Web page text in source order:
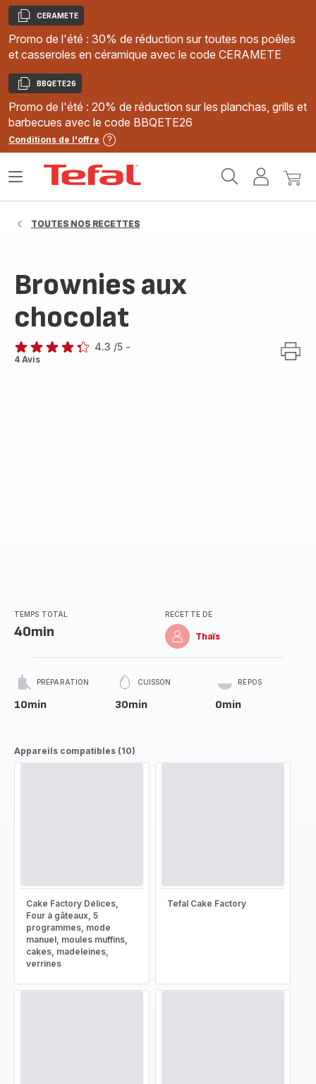
Copier
CERAMETE
Promo de l'été : 30% de réduction sur toutes nos poêles
et casseroles en céramique avec le code CERAMETE
Copier
BBQETE26
Promo de l'été : 20% de réduction sur les planchas, grills et
barbecues avec le code BBQETE26
Conditions de l'offre
MonMon
Ouvrir
TOUTES NOS RECETTES
Brownies aux
chocolat
ratings.4.3
4.3 /5 -
4 Avis
TEMPS TOTAL
40min
RECETTE DE
Thaïs
PRÉPARATION
10min
CUISSON
30min
REPOS
0min
Appareils compatibles (10)
Cake Factory Délices,
Four à gâteaux, 5
programmes, mode
manuel, moules muffins,
cakes, madeleines,
verrines
Tefal Cake Factory